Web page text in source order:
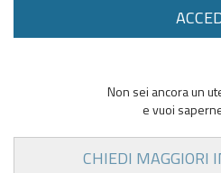
Non sei ancora un
e vuoi
CHIEDI MAGGIORI